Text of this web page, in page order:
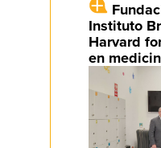
Instituto
Harvard
en